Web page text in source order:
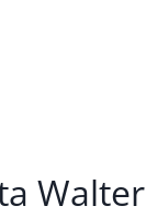
Walter